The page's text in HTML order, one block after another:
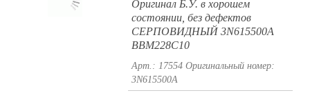
Оригинал Б.У. в хорошем
состоянии, без дефектов
СЕРПОВИДНЫЙ 3N615500A
BBM228C10
Арт.: 17554 Оригинальный номер:
3N615500A